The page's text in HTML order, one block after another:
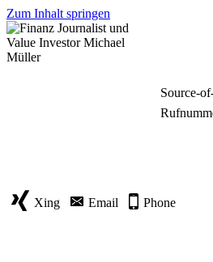
Zum Inhalt springen
Source-
Xing Email Phone